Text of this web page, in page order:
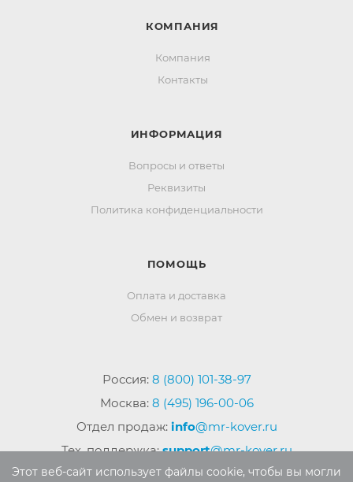
КОМПАНИЯ
Компания
Контакты
ИНФОРМАЦИЯ
Вопросы и ответы
Реквизиты
Политика конфиденциальности
ПОМОЩЬ
Оплата и доставка
Обмен и возврат
Россия: 8 (800) 101-38-97
Москва: 8 (495) 196-00-06
Отдел продаж: info@mr-kover.ru
Тех. поддержка:support@mr-kover.ru
Этот веб-сайт использует файлы cookie, чтобы вы могли